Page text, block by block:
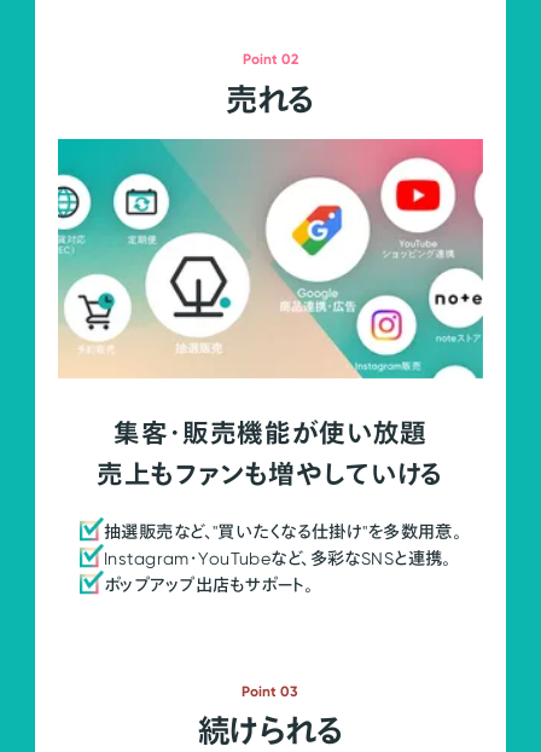
Point 02
売れる
集客・販売機能が使い放題
売上もファンも増やしていける
抽選販売など、"買いたくなる仕掛け"を多数用意。
Instagram・YouTubeなど、多彩なSNSと連携。
ポップアップ出店もサポート。
Point 03
続けられる